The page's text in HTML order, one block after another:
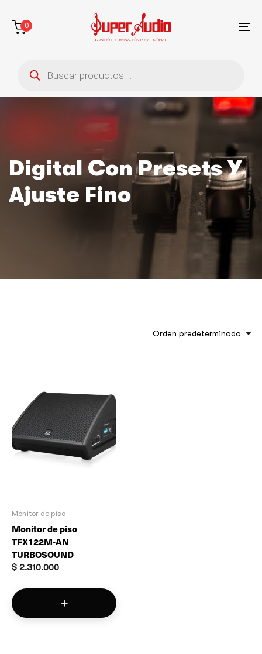
enlaces
contenido
0
productos
Digital Con Presets Y
Ajuste Fino
Orden predeterminado
Monitor de piso
Monitor de piso
TFX122M-AN
TURBOSOUND
$ 2.310.000